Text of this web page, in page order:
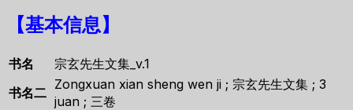
【基本信息】
书名
宗玄先生文集_v.1
书名二
Zongxuan xian sheng wen ji ; 宗玄先生文集 ; 3
juan ; 三卷